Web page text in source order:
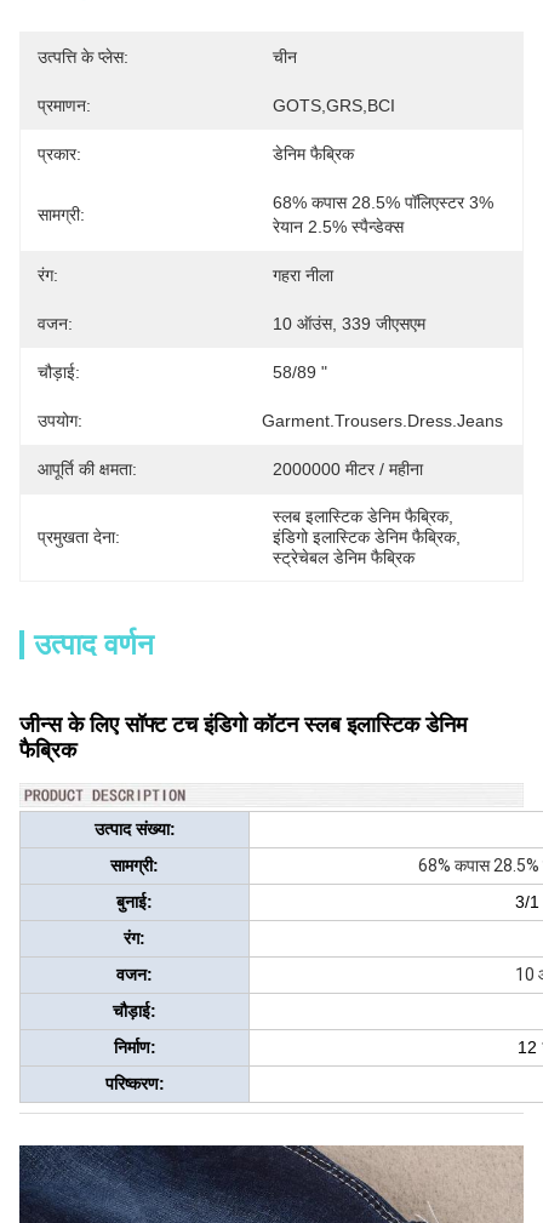
उत्पत्ति के प्लेस: चीन
प्रमाणन: GOTS,GRS,BCI
प्रकार: डेनिम फैब्रिक
सामग्री:
68% कपास 28.5% पॉलिएस्टर 3%
रेयान 2.5% स्पैन्डेक्स
रंग: गहरा नीला
वजन: 10 ऑउंस, 339 जीएसएम
चौड़ाई: 58/89 "
उपयोग: Garment.Trousers.Dress.Jeans
आपूर्ति की क्षमता: 2000000 मीटर / महीना
प्रमुखता देना:
स्लब इलास्टिक डेनिम फैब्रिक,
इंडिगो इलास्टिक डेनिम फैब्रिक,
स्ट्रेचेबल डेनिम फैब्रिक
उत्पाद वर्णन
जीन्स के लिए सॉफ्ट टच इंडिगो कॉटन स्लब इलास्टिक डेनिम
फैब्रिक
उत्पाद संख्या:
सामग्री:
68% कपास 28.5%
बुनाई:
3/1
रंग:
वजन:
10
चौड़ाई:
निर्माण:
12
परिष्करण: